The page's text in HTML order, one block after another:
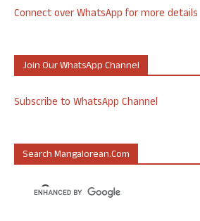
Connect over WhatsApp for more details
Join Our WhatsApp Channel
Subscribe to WhatsApp Channel
Search Mangalorean.com